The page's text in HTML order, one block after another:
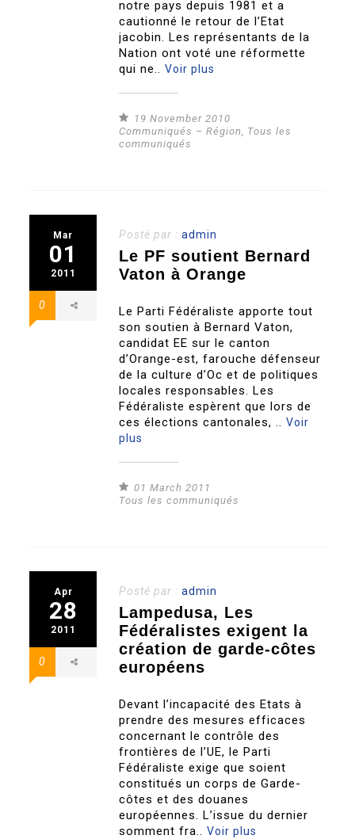
notre pays depuis 1981 et a
cautionné le retour de l’Etat
jacobin. Les représentants de la
Nation ont voté une réformette
qui ne..Voir plus
19 November 2010
Communiqués – Région, Tous les
communiqués
Mar
01
2011
0
Posté par :admin
Le PF soutient Bernard
Vaton à Orange
Le Parti Fédéraliste apporte tout
son soutien à Bernard Vaton,
candidat EE sur le canton
d’Orange-est, farouche défenseur
de la culture d’Oc et de politiques
locales responsables. Les
Fédéraliste espèrent que lors de
ces élections cantonales, ..Voir
plus
01 March 2011
Tous les communiqués
Apr
28
2011
0
Posté par :admin
Lampedusa, Les
Fédéralistes exigent la
création de garde-côtes
européens
Devant l’incapacité des Etats à
prendre des mesures efficaces
concernant le contrôle des
frontières de l’UE, le Parti
Fédéraliste exige que soient
constitués un corps de Garde-
côtes et des douanes
européennes. L’issue du dernier
somment fra..Voir plus